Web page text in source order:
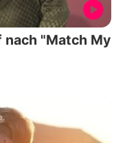
nach "Match My